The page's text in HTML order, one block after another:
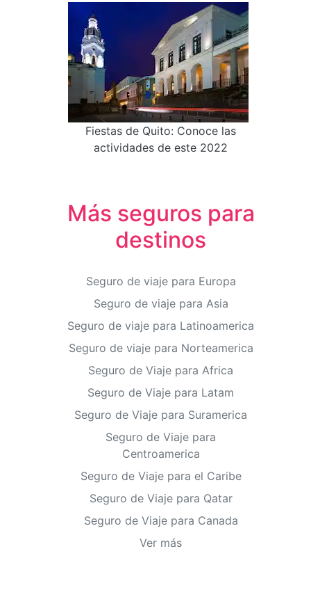
Fiestas de Quito: Conoce las
actividades de este 2022
Más seguros para
destinos
Seguro de viaje para Europa
Seguro de viaje para Asia
Seguro de viaje para Latinoamerica
Seguro de viaje para Norteamerica
Seguro de Viaje para Africa
Seguro de Viaje para Latam
Seguro de Viaje para Suramerica
Seguro de Viaje para
Centroamerica
Seguro de Viaje para el Caribe
Seguro de Viaje para Qatar
Seguro de Viaje para Canada
Ver más